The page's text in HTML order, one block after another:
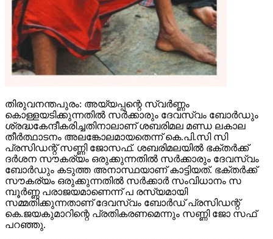
തിരുവനന്തപുരം: അയ്യപ്പന്റെ സ്വര്‍ണ്ണം
കൊള്ളയടിക്കുന്നതില്‍ സര്‍ക്കാരും ദേവസ്വം ബോര്‍ഡും
ശ്രദ്ധകേന്ദീകരിച്ചതിനാലാണ് ശബരിമല മണ്ഡ ലകാല
തീര്‍ത്ഥാടനം അലങ്കോലമായതെന്ന് കെ.പി.സി സി
പ്രസിഡന്റ് സണ്ണി ജോസഫ്. ശബരിമലയില്‍ ഭക്തര്‍ക്ക്
ദര്‍ശന സൗകര്യം ഒരുക്കുന്നതില്‍ സര്‍ക്കാരും ദേവസ്വം
ബോര്‍ഡും കടുത്ത അനാസ്ഥയാണ് കാട്ടിയത്. ഭക്തര്‍ക്ക്
സൗകര്യം ഒരുക്കുന്നതില്‍ സര്‍ക്കാര്‍ സംവിധാനം സ
മ്പൂര്‍ണ്ണ പരാജയമാണെന്ന് പ രസ്യമായി
സമ്മതിക്കുന്നതാണ് ദേവസ്വം ബോര്‍ഡ് പ്രസിഡന്റ്
കെ.ജയകുമാറിന്റെ പ്രതികരണമെന്നും സണ്ണി ജോ സഫ്
പറഞ്ഞു.